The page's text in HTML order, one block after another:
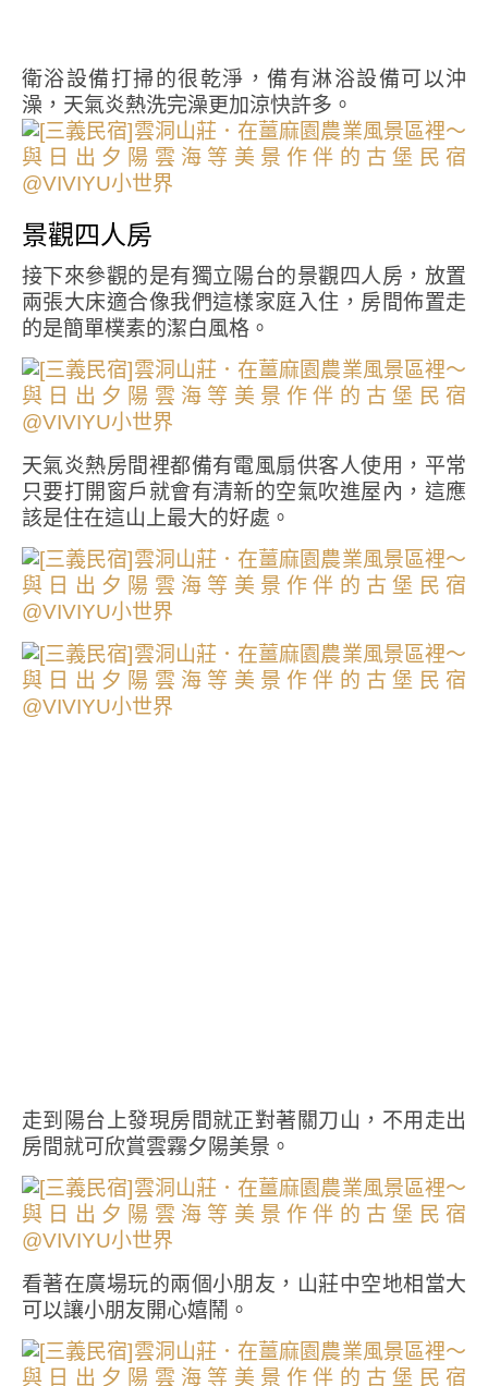
衛浴設備打掃的很乾淨，備有淋浴設備可以沖
澡，天氣炎熱洗完澡更加涼快許多。
景觀四人房
接下來參觀的是有獨立陽台的景觀四人房，放置
兩張大床適合像我們這樣家庭入住，房間佈置走
的是簡單樸素的潔白風格。
天氣炎熱房間裡都備有電風扇供客人使用，平常
只要打開窗戶就會有清新的空氣吹進屋內，這應
該是住在這山上最大的好處。
走到陽台上發現房間就正對著關刀山，不用走出
房間就可欣賞雲霧夕陽美景。
看著在廣場玩的兩個小朋友，山莊中空地相當大
可以讓小朋友開心嬉鬧。